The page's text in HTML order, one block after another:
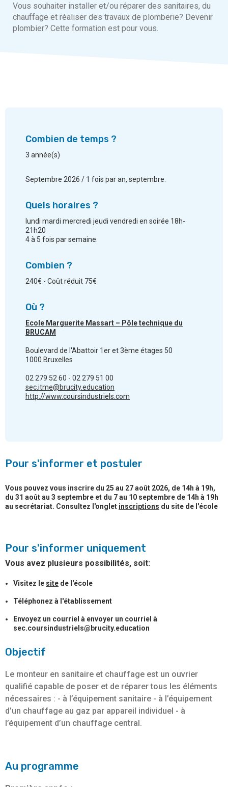
Vous souhaiter installer et/ou réparer des sanitaires, du
chauffage et réaliser des travaux de plomberie? Devenir
plombier? Cette formation est pour vous.
Objectif
Le monteur en sanitaire et chauffage est un ouvrier
qualifié capable de poser et de réparer tous les éléments
nécessaires : - à l’équipement sanitaire - à l’équipement
d’un chauffage au gaz par appareil individuel - à
l’équipement d’un chauffage central.
Au programme
Combien de temps ?
3 année(s)
Septembre 2026 / 1 fois par an, septembre.
Quels horaires ?
lundi mardi mercredi jeudi vendredi en soirée 18h-
21h20
4 à 5 fois par semaine.
Combien ?
240€ - Coût réduit 75€
Où ?
Ecole Marguerite Massart – Pôle technique du
BRUCAM
Boulevard de l'Abattoir 1er et 3ème étages 50
1000 Bruxelles
02 279 52 60 - 02 279 51 00
sec.itme@brucity.education
http://www.coursindustriels.com
Pour s'informer et postuler
Vous pouvez vous inscrire du 25 au 27 août 2026, de 14h à 19h,
du 31 août au 3 septembre et du 7 au 10 septembre de 14h à 19h
au secrétariat. Consultez l'onglet inscriptions du site de l'école
Pour s'informer uniquement
Vous avez plusieurs possibilités, soit:
Visitez le site de l'école
Téléphonez à l'établissement
Envoyez un courriel à envoyer un courriel à
sec.coursindustriels@brucity.education